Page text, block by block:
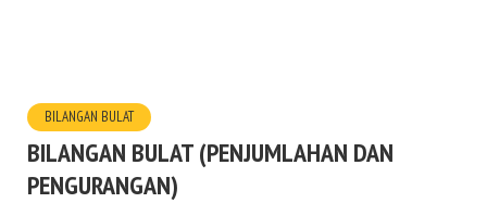
BILANGAN BULAT
BILANGAN BULAT (PENJUMLAHAN DAN
PENGURANGAN)